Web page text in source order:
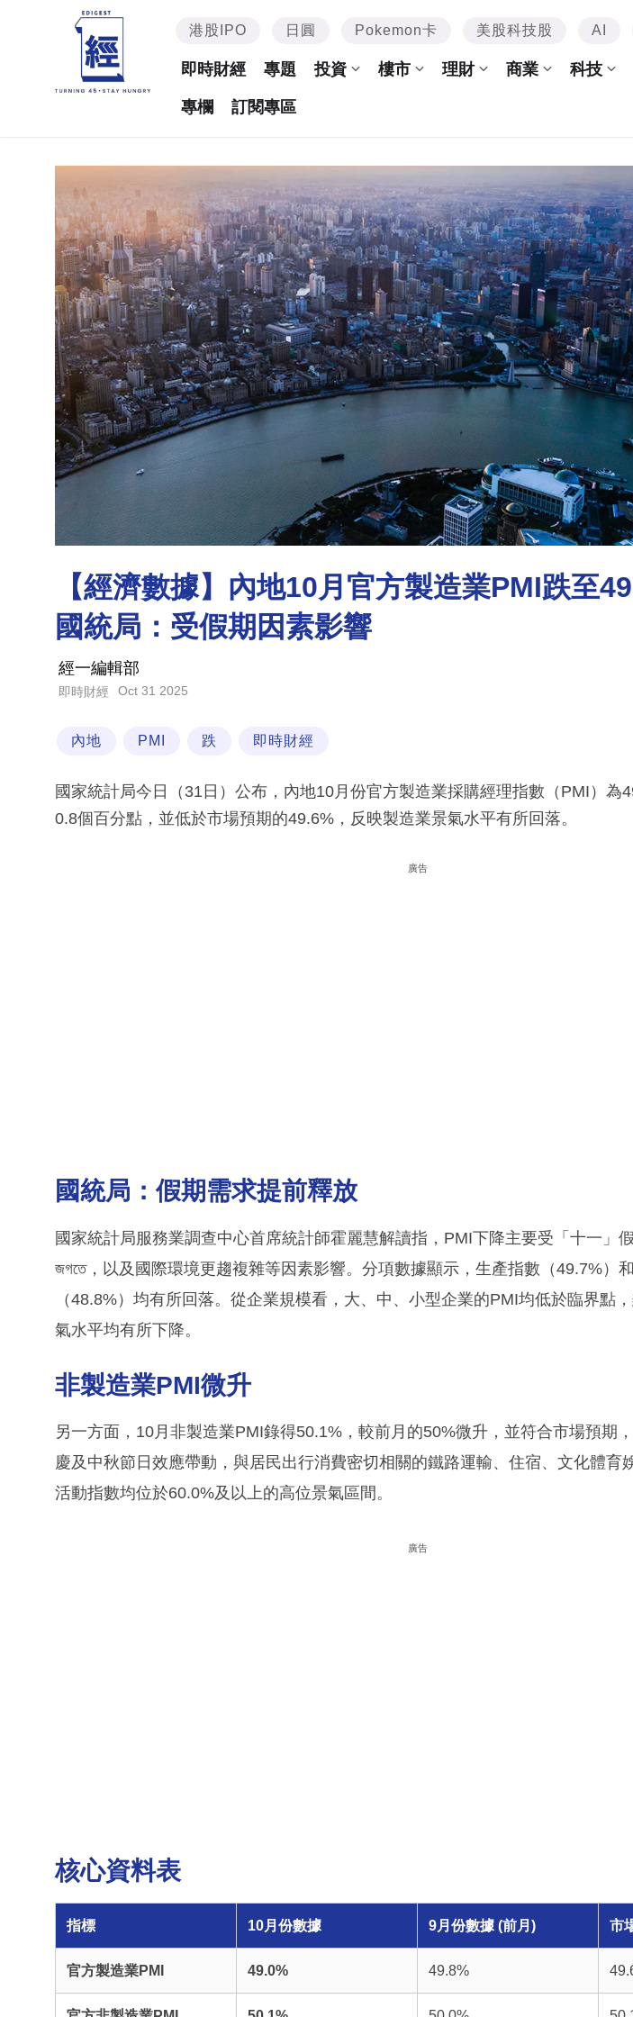
港股IPO 日圓 Pokemon卡 美股科技股 AI
即時財經 專題 投資 樓市 理財 商業 科技
專欄 訂閱專區
【經濟數據】內地10月官方製造業PMI跌至
國統局：受假期因素影響
經一編輯部
即時財經 Oct 31 2025
內地 PMI 跌 即時財經
國家統計局今日（31日）公布，內地10月份官方製造業採購經理指數（PMI）為
0.8個百分點，並低於市場預期的49.6%，反映製造業景氣水平有所回落。
廣告
國統局：假期需求提前釋放
國家統計局服務業調查中心首席統計師霍麗慧解讀指，PMI下降主要受「十一」
জগতে，以及國際環境更趨複雜等因素影響。分項數據顯示，生產指數（49.7%）
（48.8%）均有所回落。從企業規模看，大、中、小型企業的PMI均低於臨界點
氣水平均有所下降。
非製造業PMI微升
另一方面，10月非製造業PMI錄得50.1%，較前月的50%微升，並符合市場預期
慶及中秋節日效應帶動，與居民出行消費密切相關的鐵路運輸、住宿、文化體育
活動指數均位於60.0%及以上的高位景氣區間。
廣告
核心資料表
指標 10月份數據 9月份數據 (前月) 市
官方製造業PMI 49.0% 49.8%